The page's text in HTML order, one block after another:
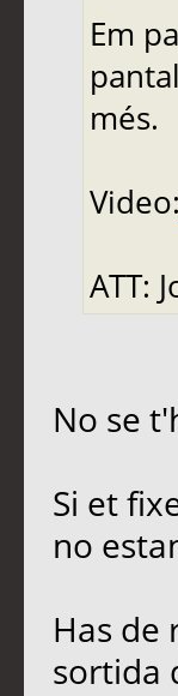
Em
més.
Video:
ATT:
No se
Si et
no
Has de
sortida